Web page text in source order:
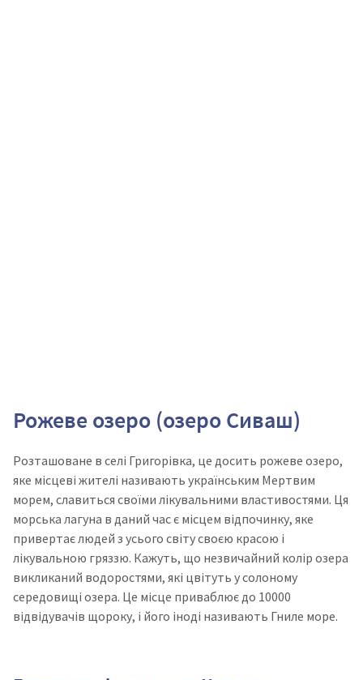
Рожеве озеро (озеро Сиваш)
Розташоване в селі Григорівка, це досить рожеве озеро,
яке місцеві жителі називають українським Мертвим
морем, славиться своїми лікувальними властивостями. Ця
морська лагуна в даний час є місцем відпочинку, яке
привертає людей з усього світу своєю красою і
лікувальною гряззю. Кажуть, що незвичайний колір озера
викликаний водоростями, які цвітуть у солоному
середовищі озера. Це місце приваблює до 10000
відвідувачів щороку, і його іноді називають Гниле море.